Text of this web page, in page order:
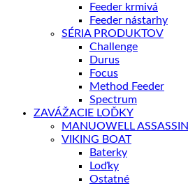
Feeder krmivá
Feeder nástarhy
SÉRIA PRODUKTOV
Challenge
Durus
Focus
Method Feeder
Spectrum
ZAVÁŽACIE LOĎKY
MANUOWELL ASSASSIN
VIKING BOAT
Baterky
Loďky
Ostatné